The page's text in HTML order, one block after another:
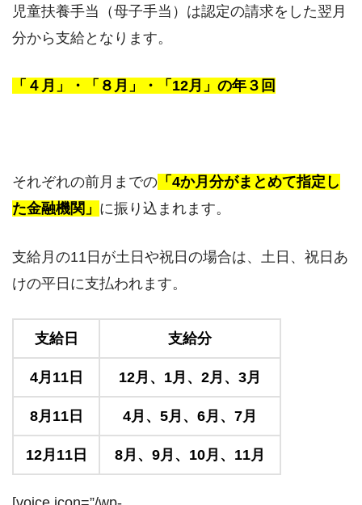
児童扶養手当（母子手当）は認定の請求をした翌月
分から支給となります。
「４月」・「８月」・「12月」の年３回
それぞれの前月までの 「4か月分がまとめて指定し
た金融機関」 に振り込まれます。
支給月の11日が土日や祝日の場合は、土日、祝日あ
けの平日に支払われます。
支給日 支給分
4月11日 12月、1月、2月、3月
8月11日 4月、5月、6月、7月
12月11日 8月、9月、10月、11月